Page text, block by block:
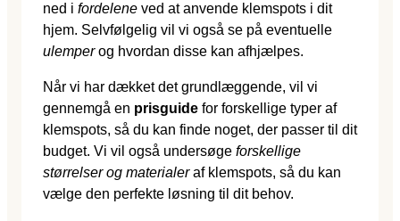
ned i fordelene ved at anvende klemspots i dit
hjem. Selvfølgelig vil vi også se på eventuelle
ulemperog hvordan disse kan afhjælpes.
Når vi har dækket det grundlæggende, vil vi
gennemgå en prisguide for forskellige typer af
klemspots, så du kan finde noget, der passer til dit
budget. Vi vil også undersøge forskellige
størrelser og materialeraf klemspots, så du kan
vælge den perfekte løsning til dit behov.